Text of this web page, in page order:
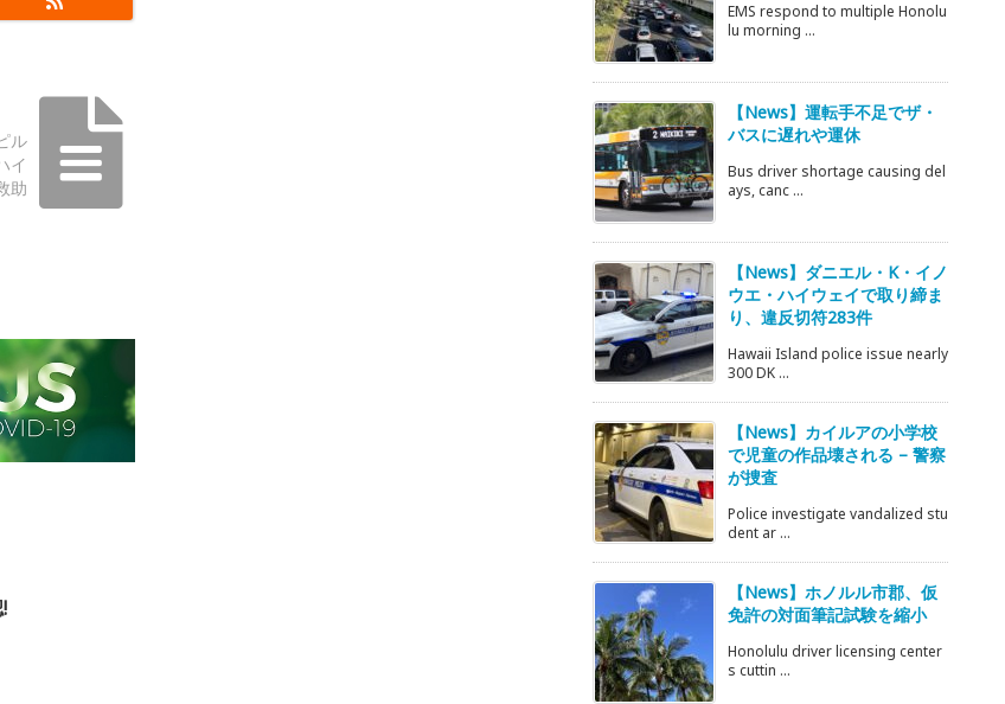
ル
イ
助
EMS respond to multiple Honolu
lu morning ...
【News】運転手不足でザ・
バスに遅れや運休
Bus driver shortage causing del
ays, canc ...
【News】ダニエル・K・イノ
ウエ・ハイウェイで取り締ま
り、違反切符283件
Hawaii Island police issue nearly
300 DK ...
【News】カイルアの小学校
で児童の作品壊される – 警察
が捜査
Police investigate vandalized stu
dent ar ...
【News】ホノルル市郡、仮
免許の対面筆記試験を縮小
Honolulu driver licensing center
s cuttin ...